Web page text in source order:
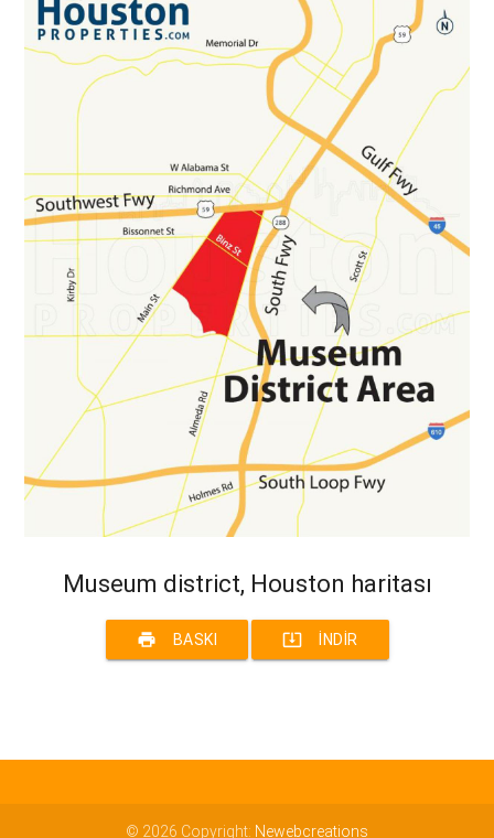
Museum district, Houston haritası
print BASKI system_update_alt İNDIR
© 2026 Copyright: Newebcreations